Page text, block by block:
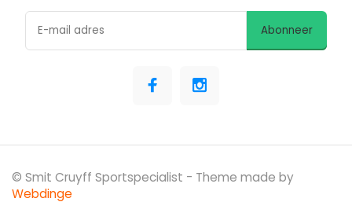
Abonneer
© Smit Cruyff Sportspecialist - Theme made by
Webdinge